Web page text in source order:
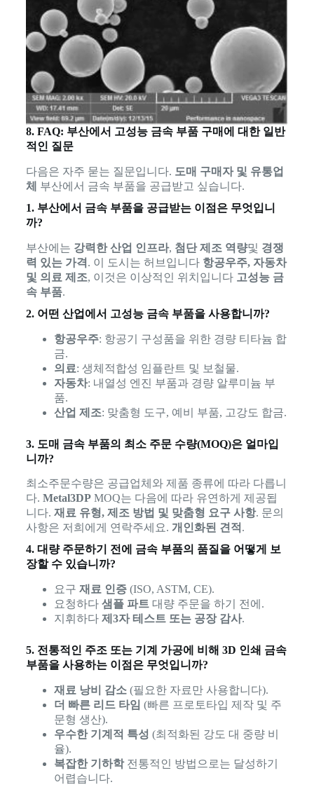
8. FAQ: 부산에서 고성능 금속 부품 구매에 대한 일반
적인 질문
다음은 자주 묻는 질문입니다. 도매 구매자 및 유통업
체
부산에서 금속 부품을 공급받고 싶습니다.
1. 부산에서 금속 부품을 공급받는 이점은 무엇입니
까?
부산에는 강력한 산업 인프라, 첨단 제조 역량및 경쟁
력 있는 가격 . 이 도시는 허브입니다 항공우주, 자동차
및 의료 제조, 이것은 이상적인 위치입니다 고성능 금
속 부품.
2. 어떤 산업에서 고성능 금속 부품을 사용합니까?
항공우주: 항공기 구성품을 위한 경량 티타늄 합
금.
의료: 생체적합성 임플란트 및 보철물.
자동차: 내열성 엔진 부품과 경량 알루미늄 부
품.
산업 제조: 맞춤형 도구, 예비 부품, 고강도 합금.
3. 도매 금속 부품의 최소 주문 수량(MOQ)은 얼마입
니까?
최소주문수량은 공급업체와 제품 종류에 따라 다릅니
다. Metal3DPMOQ는 다음에 따라 유연하게 제공됩
니다. 재료 유형, 제조 방법 및 맞춤형 요구 사항. 문의
사항은 저희에게 연락주세요. 개인화된 견적 .
4. 대량 주문하기 전에 금속 부품의 품질을 어떻게 보
장할 수 있습니까?
요구 재료 인증(ISO, ASTM, CE).
요청하다 샘플 파트대량 주문을 하기 전에.
지휘하다 제3자 테스트 또는 공장 감사.
5. 전통적인 주조 또는 기계 가공에 비해 3D 인쇄 금속
부품을 사용하는 이점은 무엇입니까?
재료 낭비 감소(필요한 자료만 사용합니다).
더 빠른 리드 타임 (빠른 프로토타입 제작 및 주
문형 생산).
우수한 기계적 특성 (최적화된 강도 대 중량 비
율).
복잡한 기하학전통적인 방법으로는 달성하기
어렵습니다.